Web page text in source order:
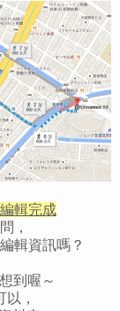
輯完成
，
輯資訊嗎？
到喔～
，